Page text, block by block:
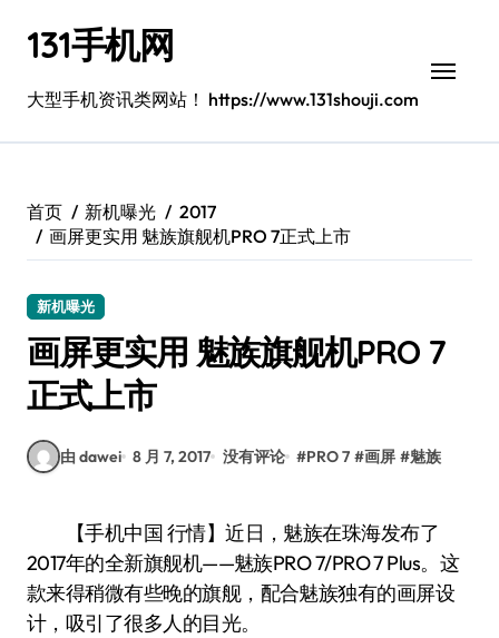
131手机网
大型手机资讯类网站！ https://www.131shouji.com
首页 新机曝光
2017
画屏更实用 魅族旗舰机PRO 7正式上市
新机曝光
画屏更实用 魅族旗舰机PRO 7
正式上市
由 dawei 8 月 7, 2017 没有评论 #PRO 7 #画屏 #魅族
【手机中国 行情】近日，魅族在珠海发布了
2017年的全新旗舰机——魅族PRO 7/PRO 7 Plus。这
款来得稍微有些晚的旗舰，配合魅族独有的画屏设
计，吸引了很多人的目光。